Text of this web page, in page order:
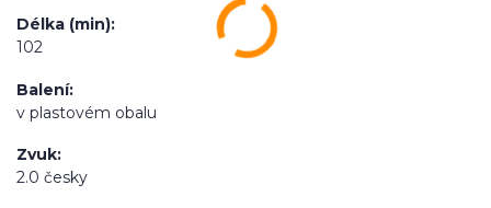
Délka (min)
102
Balení
v plastovém obalu
Zvuk
2.0 česky